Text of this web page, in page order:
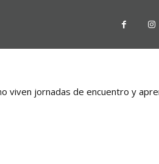
viven jornadas de encuentro y